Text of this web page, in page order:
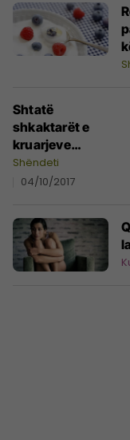
Shtatë
shkaktarët e
kruarjeve
intime
Shëndeti
04/10/2017